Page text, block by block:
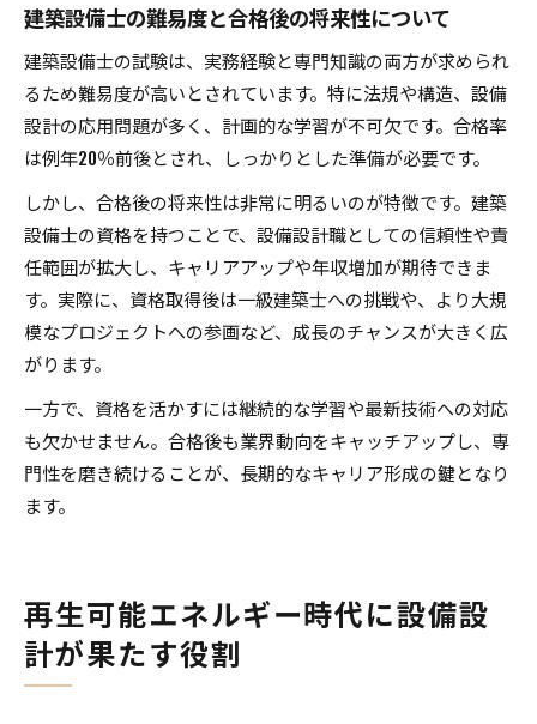
建築設備士の難易度と合格後の将来性について
建築設備士の試験は、実務経験と専門知識の両方が求められ
るため難易度が高いとされています。特に法規や構造、設備
設計の応用問題が多く、計画的な学習が不可欠です。合格率
は例年20％前後とされ、しっかりとした準備が必要です。
しかし、合格後の将来性は非常に明るいのが特徴です。建築
設備士の資格を持つことで、設備設計職としての信頼性や責
任範囲が拡大し、キャリアアップや年収増加が期待できま
す。実際に、資格取得後は一級建築士への挑戦や、より大規
模なプロジェクトへの参画など、成長のチャンスが大きく広
がります。
一方で、資格を活かすには継続的な学習や最新技術への対応
も欠かせません。合格後も業界動向をキャッチアップし、専
門性を磨き続けることが、長期的なキャリア形成の鍵となり
ます。
再生可能エネルギー時代に設備設
計が果たす役割